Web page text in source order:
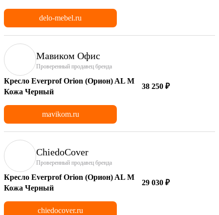
delo-mebel.ru
Мавиком Офис
Проверенный продавец бренда
Кресло Everprof Orion (Орион) AL M
Кожа Черный
38 250 ₽
mavikom.ru
ChiedoCover
Проверенный продавец бренда
Кресло Everprof Orion (Орион) AL M
Кожа Черный
29 030 ₽
chiedocover.ru